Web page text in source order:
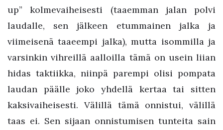
up” kolmevaiheisesti (taaemman jalan polvi
laudalle, sen jälkeen etummainen jalka ja
viimeisenä taaeempi jalka), mutta isommilla ja
varsinkin vihreillä aalloilla tämä on usein liian
hidas taktiikka, niinpä parempi olisi pompata
laudan päälle joko yhdellä kertaa tai sitten
kaksivaiheisesti. Välillä tämä onnistui, välillä
taas ei. Sen sijaan onnistumisen tunteita sain